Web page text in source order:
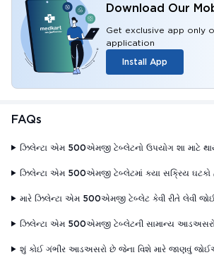
Download Our
Get exclusive app only
application
Install App
FAQs
ઝિલેન્ટા એમ 500એમજી ટેબ્લેટનો ઉપયોગ શા માટે
ઝિલેન્ટા એમ 500એમજી ટેબ્લેટમાં કયા સક્રિય ઘટકો
મારે ઝિલેન્ટા એમ 500એમજી ટેબ્લેટ કેવી રીતે લેવી
ઝિલેન્ટા એમ 500એમજી ટેબ્લેટની સામાન્ય
શું કોઈ ગંભીર આડઅસરો છે જેના વિશે મારે જાણવું